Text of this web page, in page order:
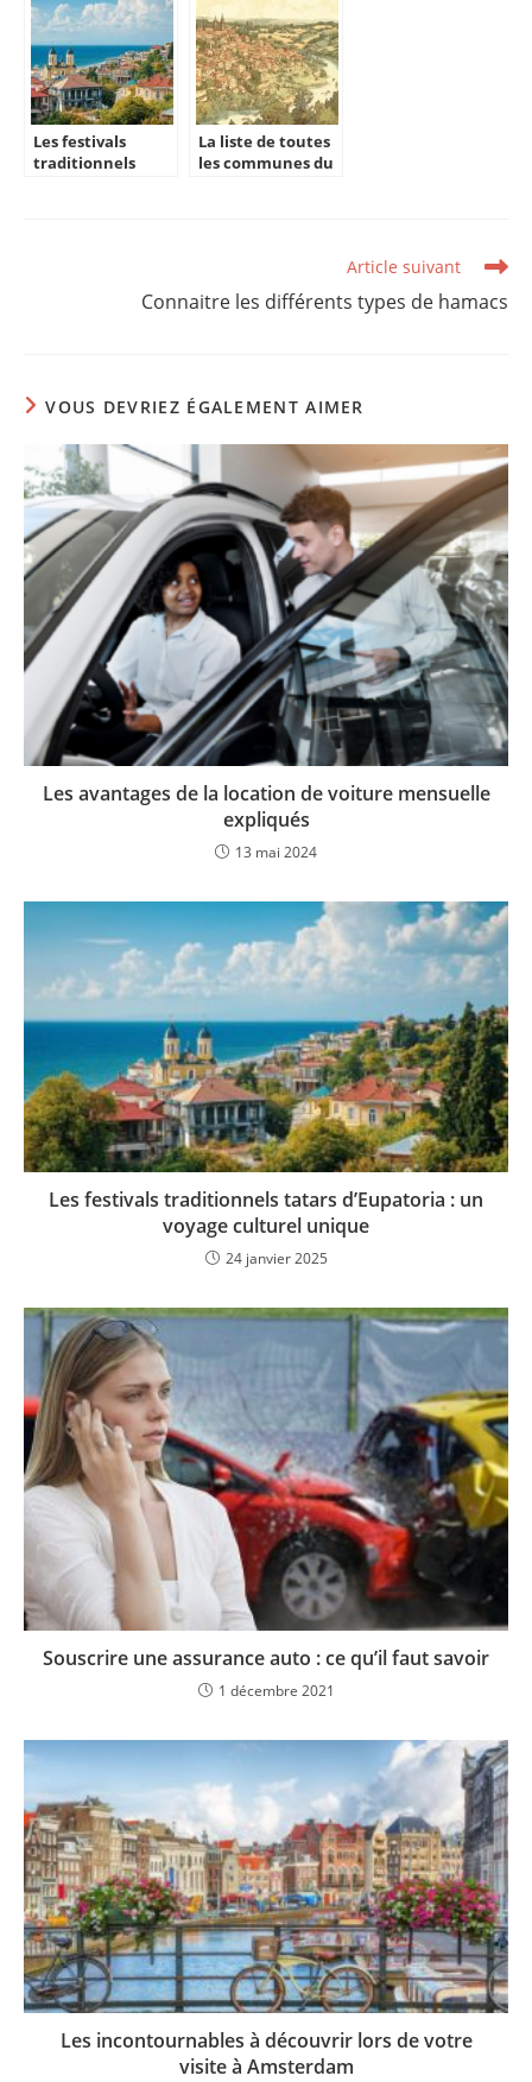
Amsterdam
Les festivals
traditionnels
La liste de toutes
les communes du
traditionnels
Article suivant
Connaitre les différents types de hamacs
VOUS DEVRIEZ ÉGALEMENT AIMER
Les avantages de la location de voiture mensuelle
expliqués
13 mai 2024
Les festivals traditionnels tatars d’Eupatoria : un
voyage culturel unique
24 janvier 2025
Souscrire une assurance auto : ce qu’il faut savoir
1 décembre 2021
Les incontournables à découvrir lors de votre
visite à Amsterdam